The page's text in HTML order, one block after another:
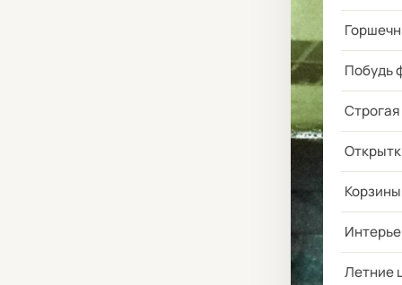
Побудь
Летние